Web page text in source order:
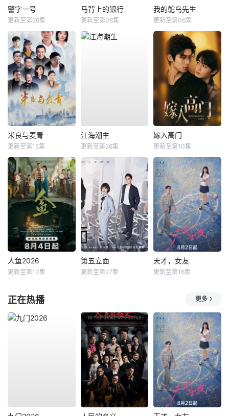
警字一号
更新至第26集
马背上的银行
更新至第08集
我的鸵鸟先生
更新至第06集
米良与麦青
更新至第15集
江海潮生
更新至第26集
嫁入高门
更新至第10集
人鱼2026
更新至第10集
第五立面
更新至第27集
天才，女友
更新至第16集
正在热播 更多